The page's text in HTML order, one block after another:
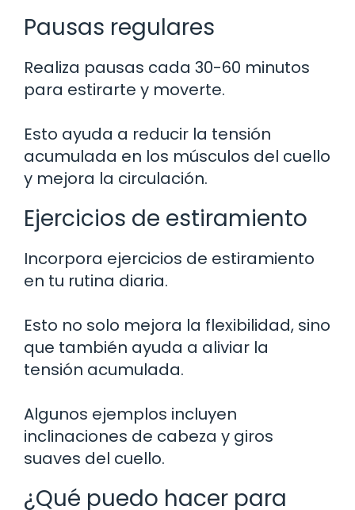
Pausas regulares
Realiza pausas cada 30-60 minutos
para estirarte y moverte.
Esto ayuda a reducir la tensión
acumulada en los músculos del cuello
y mejora la circulación.
Ejercicios de estiramiento
Incorpora ejercicios de estiramiento
en tu rutina diaria.
Esto no solo mejora la flexibilidad, sino
que también ayuda a aliviar la
tensión acumulada.
Algunos ejemplos incluyen
inclinaciones de cabeza y giros
suaves del cuello.
¿Qué puedo hacer para